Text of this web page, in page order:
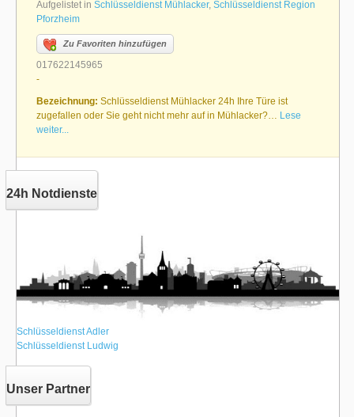
Aufgelistet in Schlüsseldienst Mühlacker, Schlüsseldienst Region
Pforzheim
Zu Favoriten hinzufügen
017622145965
-
Bezeichnung: Schlüsseldienst Mühlacker 24h Ihre Türe ist
zugefallen oder Sie geht nicht mehr auf in Mühlacker?… Lese
weiter...
24h Notdienste
Schlüsseldienst Adler
Schlüsseldienst Ludwig
Unser Partner